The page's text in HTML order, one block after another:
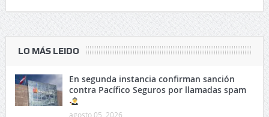
LO MÁS LEIDO
En segunda instancia confirman sanción
contra Pacífico Seguros por llamadas spam
agosto 05, 2026